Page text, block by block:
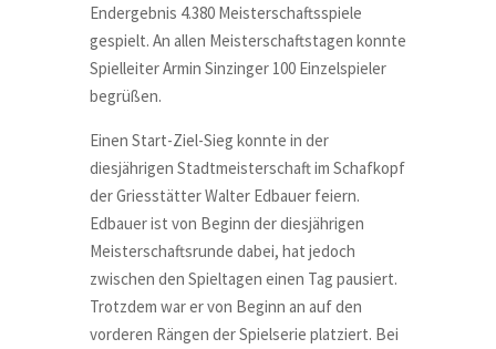
Endergebnis 4.380 Meisterschaftsspiele
gespielt. An allen Meisterschaftstagen konnte
Spielleiter Armin Sinzinger 100 Einzelspieler
begrüßen.
Einen Start-Ziel-Sieg konnte in der
diesjährigen Stadtmeisterschaft im Schafkopf
der Griesstätter Walter Edbauer feiern.
Edbauer ist von Beginn der diesjährigen
Meisterschaftsrunde dabei, hat jedoch
zwischen den Spieltagen einen Tag pausiert.
Trotzdem war er von Beginn an auf den
vorderen Rängen der Spielserie platziert. Bei